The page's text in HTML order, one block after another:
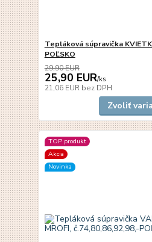
Tepláková súpravička
POĽSKO
29,90 EUR
25,90 EUR/ks
21,06 EUR bez DPH
Zvoliť
TOP produkt
Akcia
Novinka